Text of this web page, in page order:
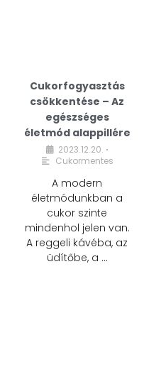
Cukorfogyasztás
csökkentése – Az
egészséges
életmód alappillére
2023.12.20. •
Cukormentes
A modern
életmódunkban a
cukor szinte
mindenhol jelen van.
A reggeli kávéba, az
üdítőbe, a …